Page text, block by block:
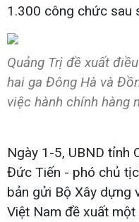
1.300 công chức sau
Quảng Trị đề xuất
hai ga Đông Hà và
việc hành chính hàng
Ngày 1-5, UBND tỉnh
Đức Tiến - phó chủ
bản gửi Bộ Xây dựng
Việt Nam đề xuất